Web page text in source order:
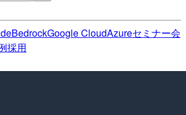
BedrockGoogle CloudAzureセミナー会
採用